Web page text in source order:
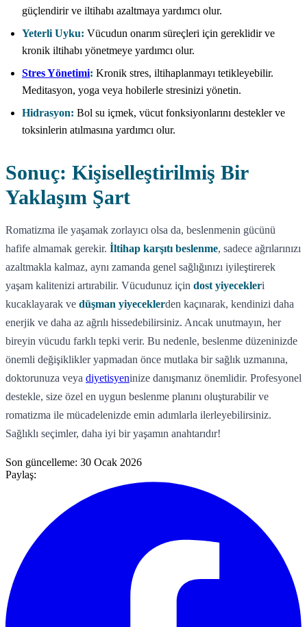
güçlendirir ve iltihabı azaltmaya yardımcı olur.
Yeterli Uyku: Vücudun onarım süreçleri için gereklidir ve
kronik iltihabı yönetmeye yardımcı olur.
Stres Yönetimi: Kronik stres, iltihaplanmayı tetikleyebilir.
Meditasyon, yoga veya hobilerle stresinizi yönetin.
Hidrasyon: Bol su içmek, vücut fonksiyonlarını destekler ve
toksinlerin atılmasına yardımcı olur.
Sonuç: Kişiselleştirilmiş Bir
Yaklaşım Şart
Romatizma ile yaşamak zorlayıcı olsa da, beslenmenin gücünü
hafife almamak gerekir. İltihap karşıtı beslenme, sadece ağrılarınızı
azaltmakla kalmaz, aynı zamanda genel sağlığınızı iyileştirerek
yaşam kalitenizi artırabilir. Vücudunuz için dost yiyecekleri
kucaklayarak ve düşman yiyeceklerden kaçınarak, kendinizi daha
enerjik ve daha az ağrılı hissedebilirsiniz. Ancak unutmayın, her
bireyin vücudu farklı tepki verir. Bu nedenle, beslenme düzeninizde
önemli değişiklikler yapmadan önce mutlaka bir sağlık uzmanına,
doktorunuza veya diyetisyeninize danışmanız önemlidir. Profesyonel
destekle, size özel en uygun beslenme planını oluşturabilir ve
romatizma ile mücadelenizde emin adımlarla ilerleyebilirsiniz.
Sağlıklı seçimler, daha iyi bir yaşamın anahtarıdır!
Son güncelleme: 30 Ocak 2026
Paylaş: